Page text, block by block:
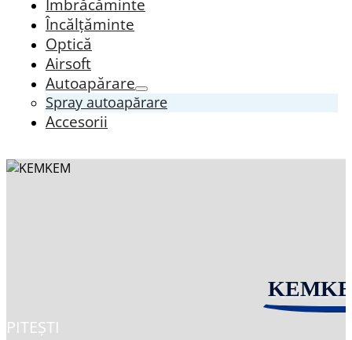
Încălțăminte
Optică
Airsoft
Autoapărare
Spray autoapărare
Accesorii
PITEȘTI